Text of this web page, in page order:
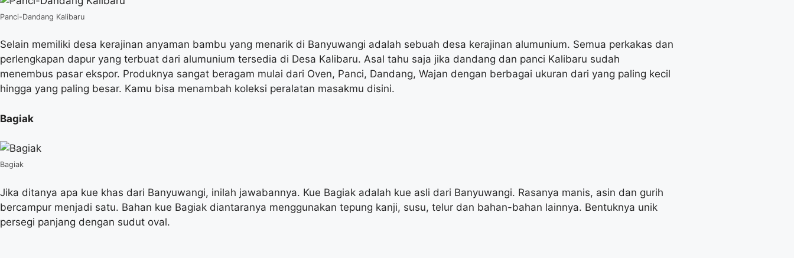
Panci-Dandang Kalibaru
Selain memiliki desa kerajinan anyaman bambu yang menarik di Banyuwangi adalah sebuah desa kerajinan alumunium. Semua perkakas dan
perlengkapan dapur yang terbuat dari alumunium tersedia di Desa Kalibaru. Asal tahu saja jika dandang dan panci Kalibaru sudah
menembus pasar ekspor. Produknya sangat beragam mulai dari Oven, Panci, Dandang, Wajan dengan berbagai ukuran dari yang paling kecil
hingga yang paling besar. Kamu bisa menambah koleksi peralatan masakmu disini.
Bagiak
Bagiak
Jika ditanya apa kue khas dari Banyuwangi, inilah jawabannya. Kue Bagiak adalah kue asli dari Banyuwangi. Rasanya manis, asin dan gurih
bercampur menjadi satu. Bahan kue Bagiak diantaranya menggunakan tepung kanji, susu, telur dan bahan-bahan lainnya. Bentuknya unik
persegi panjang dengan sudut oval.